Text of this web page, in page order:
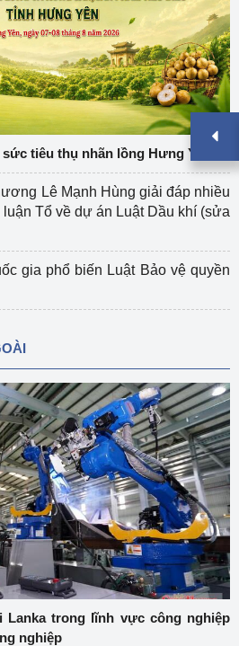
tiêu thụ nhãn lồng Hưng Yên
Lê Mạnh Hùng giải đáp nhiều
Tổ về dự án Luật Dầu khí (sửa
gia phổ biến Luật Bảo vệ quyền
trong lĩnh vực công nghiệp
nghiệp